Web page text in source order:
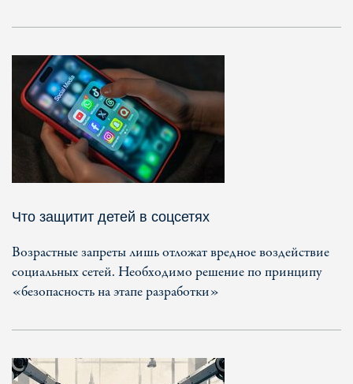
Что защитит детей в соцсетях
Возрастные запреты лишь отложат вредное воздействие
социальных сетей. Необходимо решение по принципу
«безопасность на этапе разработки»